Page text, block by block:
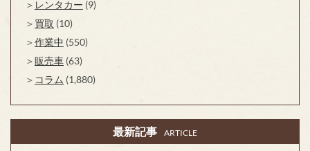
レンタカー (9)
買取 (10)
作業中 (550)
販売車 (63)
コラム (1,880)
最新記事 ARTICLE